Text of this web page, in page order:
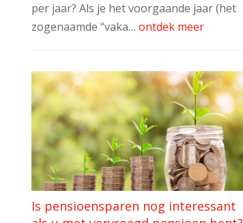
per jaar? Als je het voorgaande jaar (het
zogenaamde “vaka… ontdek meer
Is pensioensparen nog interessant